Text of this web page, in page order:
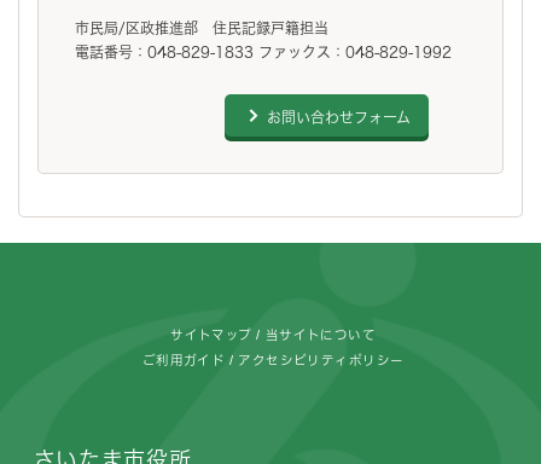
市民局/区政推進部 住民記録戸籍担当
電話番号：048-829-1833 ファックス：048-829-1992
お問い合わせフォーム
サイトマップ 当サイトについて
ご利用ガイド アクセシビリティポリシー
さいたま市役所